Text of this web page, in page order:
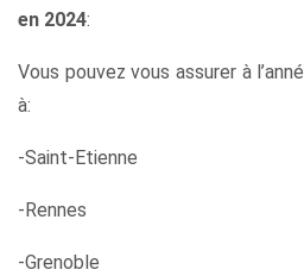
en 2024:
Vous pouvez vous assurer à
à:
-Saint-Etienne
-Rennes
-Grenoble